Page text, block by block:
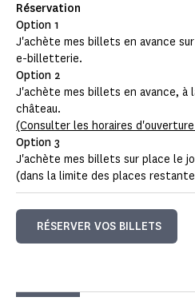
Réservation
Option 1
J'achète mes billets en avance
e-billetterie.
Option 2
J'achète mes billets en avance, à
château.
(Consulter les horaires
Option 3
J'achète mes billets sur place le
(dans la limite des places
RÉSERVER VOS BILLETS